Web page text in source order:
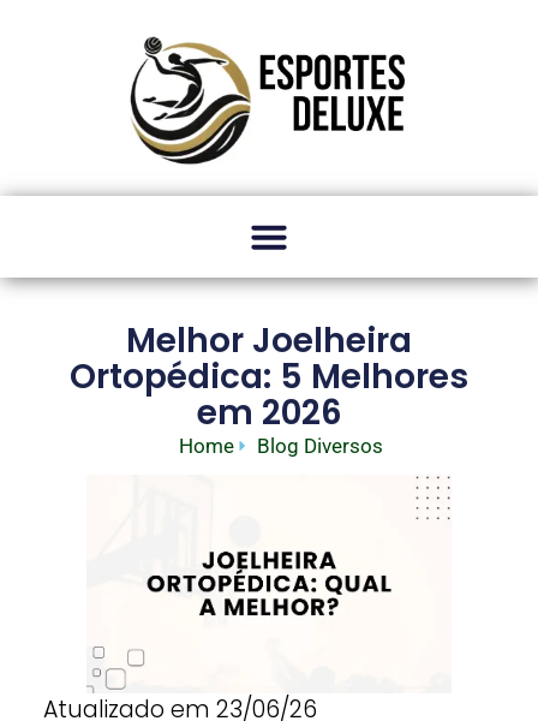
Melhor Joelheira
Ortopédica: 5 Melhores
em 2026
Home Blog Diversos
Atualizado em 23/06/26